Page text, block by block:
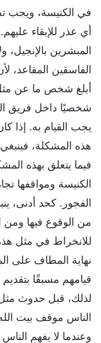
في الكنيسة، ويجب
أي عذر للإبقاء
المبشرين بالإنجيل،
الفاسقين المقاعد،
أبلغ شخص ما عن مثل
شخصيًا داخل فريق
يجب القيام به. إذا
هذه المشكلة،
فيما يتعلق بهذه
الكنيسة ومواقفها
الفجور. كحد أدنى،
من الوقوع فيها ومن
للانخراط في مثل
نهاية المطاف على
قيامهم مسبقًا
لذلك، قبل حدوث
الناس موقف بيت الله
وعندما لا يفهم